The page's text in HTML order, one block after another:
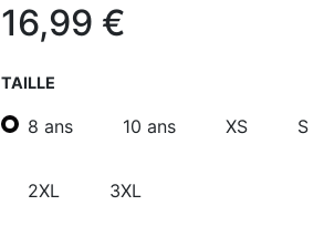
16,99 €
TAILLE
8 ans 10 ans XS S
2XL 3XL